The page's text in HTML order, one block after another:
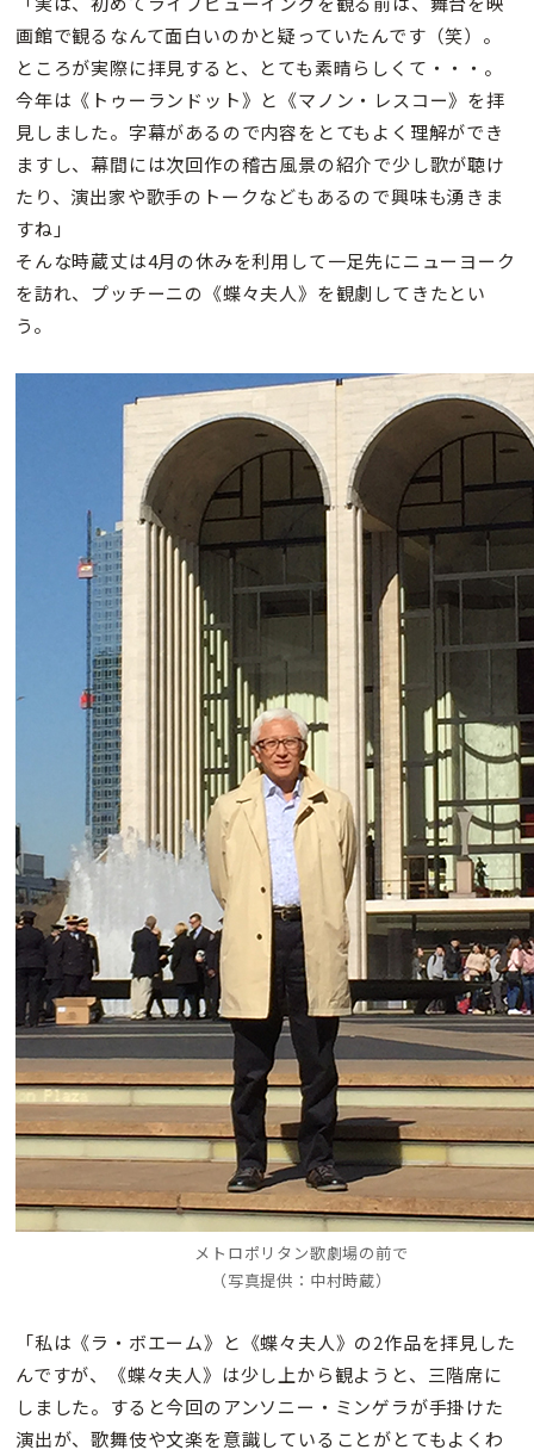
画館で観るなんて面白いのかと疑っていたんです（笑）。
ところが実際に拝見すると、とても素晴らしくて・・・。
今年は《トゥーランドット》と《マノン・レスコー》を拝
見しました。字幕があるので内容をとてもよく理解ができ
ますし、幕間には次回作の稽古風景の紹介で少し歌が聴け
たり、演出家や歌手のトークなどもあるので興味も湧きま
すね」
そんな時蔵丈は4月の休みを利用して一足先にニューヨーク
を訪れ、プッチーニの《蝶々夫人》を観劇してきたとい
う。
メトロポリタン歌劇場の前で
（写真提供：中村時蔵）
「私は《ラ・ボエーム》と《蝶々夫人》の2作品を拝見した
んですが、《蝶々夫人》は少し上から観ようと、三階席に
しました。すると今回のアンソニー・ミンゲラが手掛けた
演出が、歌舞伎や文楽を意識していることがとてもよくわ